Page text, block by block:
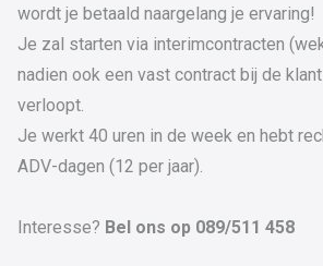
wordt je betaald naargelang je ervaring!
Je zal starten via interimcontracten
nadien ook een vast contract bij de
verloopt.
Je werkt 40 uren in de week en hebt
ADV-dagen (12 per jaar).
Interesse? Bel ons op 089/511 458